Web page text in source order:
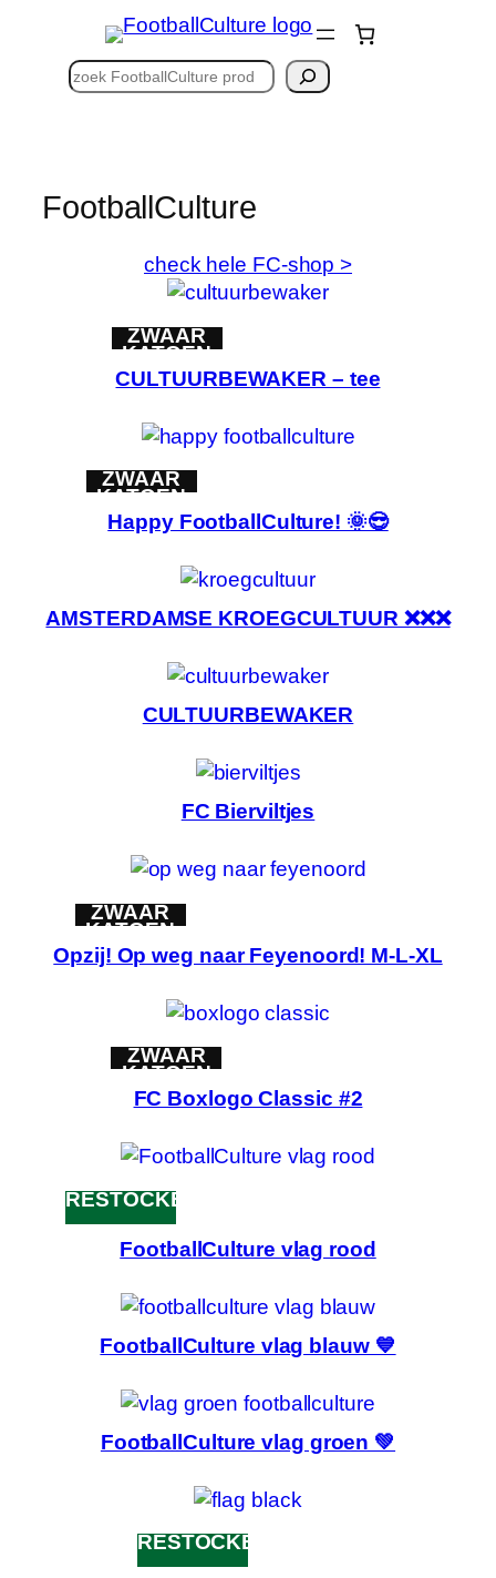
Zoeken
FootballCulture
check hele FC-shop >
ZWAAR
KATOEN
CULTUURBEWAKER – tee
ZWAAR
KATOEN
Happy FootballCulture! 🌞😎
AMSTERDAMSE KROEGCULTUUR ❌❌❌
CULTUURBEWAKER
FC Bierviltjes
ZWAAR
KATOEN
Opzij! Op weg naar Feyenoord! M-L-XL
ZWAAR
KATOEN
FC Boxlogo Classic #2
RESTOCKED
FootballCulture vlag rood
FootballCulture vlag blauw 💙
FootballCulture vlag groen 💚
RESTOCKED